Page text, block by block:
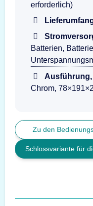
erforderlich)
Batterien,
Ausführung,
Chrom,
Zu den
Schlossvariante für